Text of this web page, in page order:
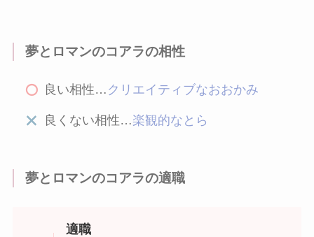
夢とロマンのコアラの相性
良い相性… クリエイティブなおおかみ
良くない相性…楽観的なとら
夢とロマンのコアラの適職
適職